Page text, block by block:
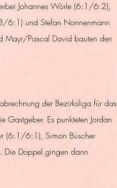
Johannes Wörle (6:1/6:2),
und Stefan Nonnenmann
Mayr/Pascal David bauten den
der Bezirksliga für das
Es punkteten Jordan
(6:1/6:1), Simon Büscher
Doppel gingen dann